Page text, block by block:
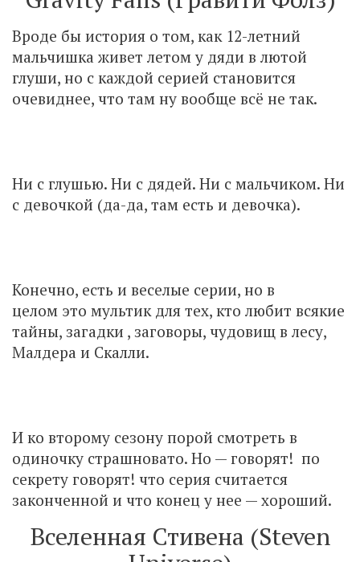
Вроде бы история о том, как 12-летний
мальчишка живет летом у дяди в лютой
глуши, но с каждой серией становится
очевиднее, что там ну вообще всё не так.
Ни с глушью. Ни с дядей. Ни с мальчиком. Ни
с девочкой (да-да, там есть и девочка).
Конечно, есть и веселые серии, но в
целом это мультик для тех, кто любит всякие
тайны, загадки , заговоры, чудовищ в лесу,
Малдера и Скалли.
И ко второму сезону порой смотреть в
одиночку страшновато. Но — говорят! по
секрету говорят! что серия считается
законченной и что конец у нее — хороший.
Вселенная Стивена (Steven